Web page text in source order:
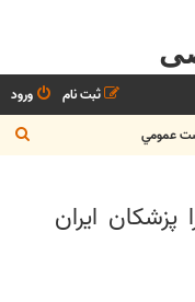
ورود
ثبت نام
عمومي
س
ایران